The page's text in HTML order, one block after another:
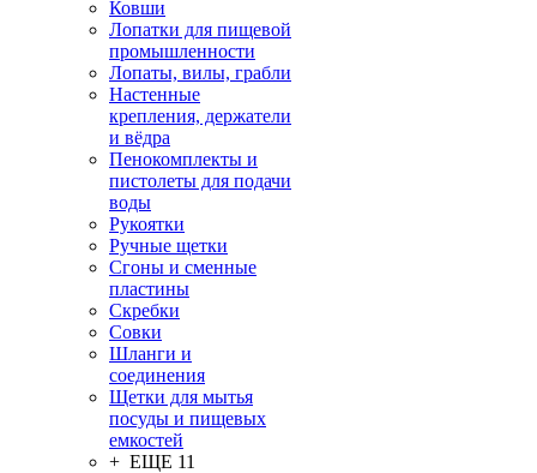
Ковши
Лопатки для пищевой
промышленности
Лопаты, вилы, грабли
Настенные
крепления, держатели
и вёдра
Пенокомплекты и
пистолеты для подачи
воды
Рукоятки
Ручные щетки
Сгоны и сменные
пластины
Скребки
Совки
Шланги и
соединения
Щетки для мытья
посуды и пищевых
емкостей
+ ЕЩЕ 11